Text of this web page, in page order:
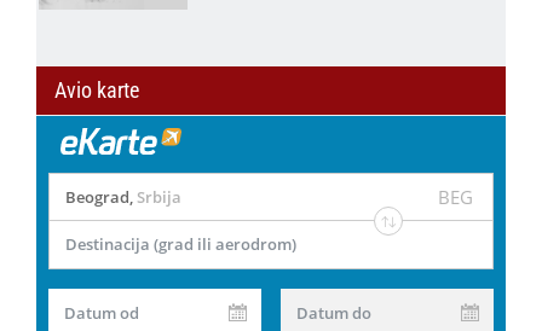
Avio karte
Beograd, Srbija BEG
Destinacija (grad ili aerodrom)
Datum od Datum do